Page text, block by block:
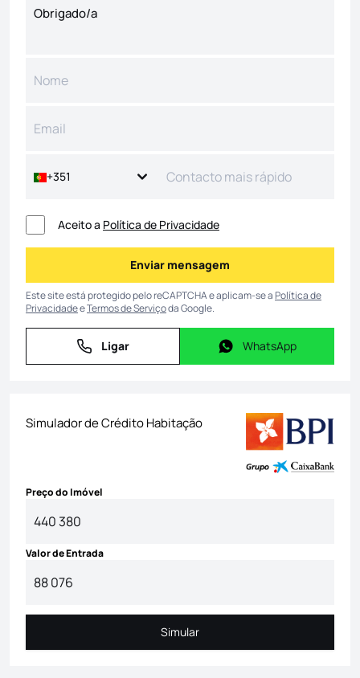
+351
Aceito a Política de Privacidade
Enviar mensagem
Enviar mensagem
Este site está protegido pelo reCAPTCHA e aplicam-se aPolítica de
PrivacidadeeTermos de Serviçoda Google.
Ligar
Ligar WhatsApp
WhatsApp
Simulador de Crédito Habitação
Preço do Imóvel
Valor de Entrada
Simular
Simular